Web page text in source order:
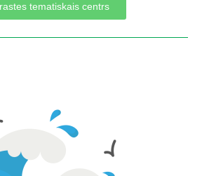
tematiskais centrs